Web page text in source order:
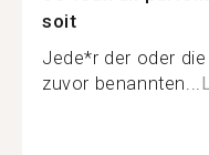
soit
Jede*r der oder
zuvor benannten...